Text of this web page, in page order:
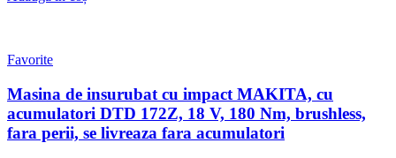
Favorite
Masina de insurubat cu impact MAKITA, cu
acumulatori DTD 172Z, 18 V, 180 Nm, brushless,
fara perii, se livreaza fara acumulatori